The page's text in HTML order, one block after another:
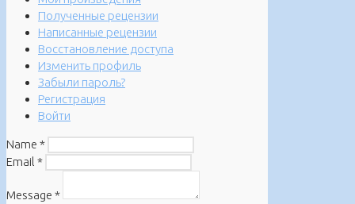
Полученные рецензии
Написанные рецензии
Восстановление доступа
Изменить профиль
Забыли пароль?
Регистрация
Войти
Name *
Email *
Message *